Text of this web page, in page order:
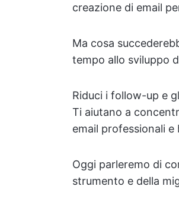
creazione di email
Ma cosa
tempo allo sviluppo
Riduci i follow-up e
Ti aiutano a
email professionali
Oggi parleremo di
strumento e della